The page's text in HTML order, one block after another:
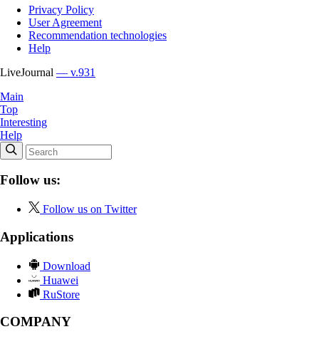
Privacy Policy
User Agreement
Recommendation technologies
Help
LiveJournal — v.931
Main
Top
Interesting
Help
Follow us:
Follow us on Twitter
Applications
Download
Huawei
RuStore
COMPANY